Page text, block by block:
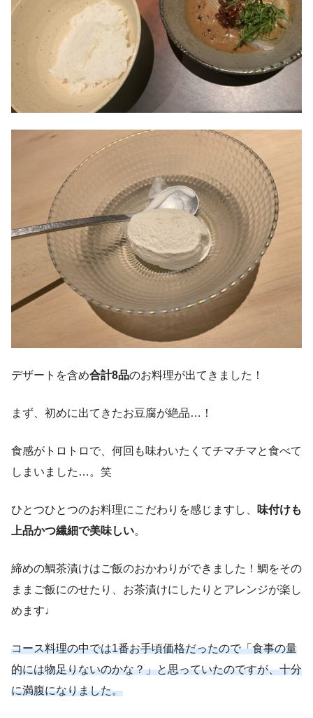
デザートを含め合計8品のお料理が出てきました！
まず、初めに出てきたお豆腐が絶品…！
食感がトロトロで、何回も味わいたくてチマチマと食べて
しまいました…。笑
ひとつひとつのお料理にこだわりを感じますし、
味付けも
上品かつ繊細で美味しい。
締めの鯛茶漬けはご飯のおかわりができました！鯛をその
ままご飯にのせたり、お茶漬けにしたりとアレンジが楽し
めます♩
コース料理の中では1番お手頃価格だったので「食事の量
的には物足りないのかな？」と思っていたのですが、十分
に満腹になりました。